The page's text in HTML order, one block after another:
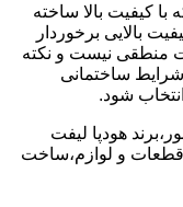
کیفیت بالا ساخته
بالایی برخوردار
منطقی نیست و نکته
ساختمانی
شود.
هودپا لیفت
قطعات و لوازم،ساخت